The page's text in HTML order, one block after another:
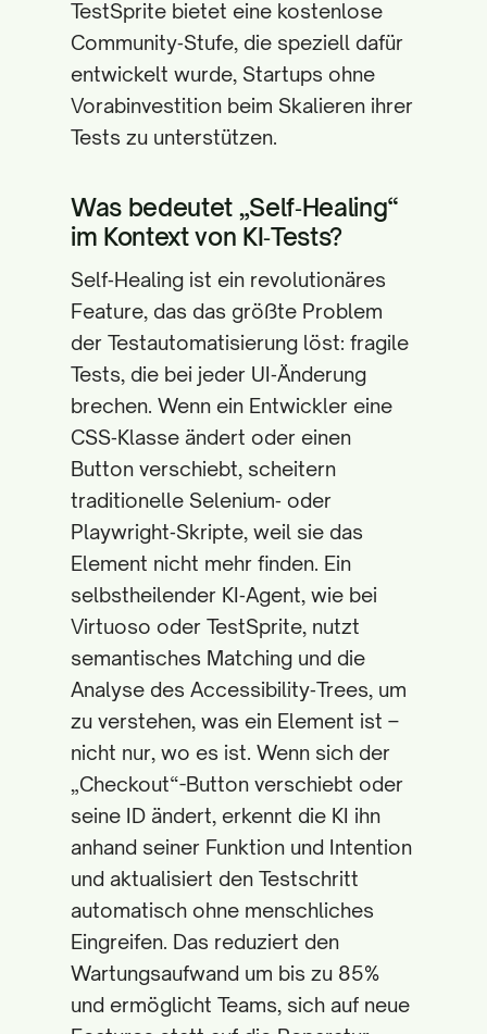
TestSprite bietet eine kostenlose
Community‑Stufe, die speziell dafür
entwickelt wurde, Startups ohne
Vorabinvestition beim Skalieren ihrer
Tests zu unterstützen.
Was bedeutet „Self‑Healing“
im Kontext von KI‑Tests?
Self‑Healing ist ein revolutionäres
Feature, das das größte Problem
der Testautomatisierung löst: fragile
Tests, die bei jeder UI‑Änderung
brechen. Wenn ein Entwickler eine
CSS‑Klasse ändert oder einen
Button verschiebt, scheitern
traditionelle Selenium‑ oder
Playwright‑Skripte, weil sie das
Element nicht mehr finden. Ein
selbstheilender KI‑Agent, wie bei
Virtuoso oder TestSprite, nutzt
semantisches Matching und die
Analyse des Accessibility‑Trees, um
zu verstehen, was ein Element ist –
nicht nur, wo es ist. Wenn sich der
„Checkout“-Button verschiebt oder
seine ID ändert, erkennt die KI ihn
anhand seiner Funktion und Intention
und aktualisiert den Testschritt
automatisch ohne menschliches
Eingreifen. Das reduziert den
Wartungsaufwand um bis zu 85%
und ermöglicht Teams, sich auf neue